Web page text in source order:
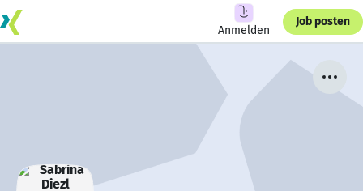
Anmelden
Job posten